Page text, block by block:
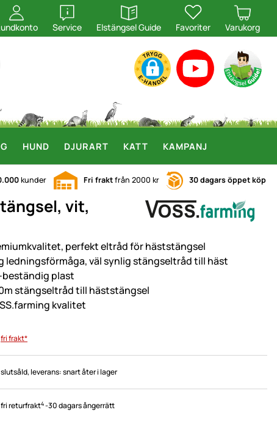
Service
öppna
Elstängsel Guide
öppna
Favoriter Varukorg
HUND DJURART KATT KAMPANJ
kunder Fri fraktfrån 2000 kr 30 dagars öppet köp
vit,
perfekt eltråd för häststängsel
ledningsförmåga, väl synlig stängseltråd till häst
beständig plast
stängseltråd till häststängsel
kvalitet
fri frakt*
slutsåld, leverans:snart åter i lager
fri returfrakt4-30 dagars ångerrätt